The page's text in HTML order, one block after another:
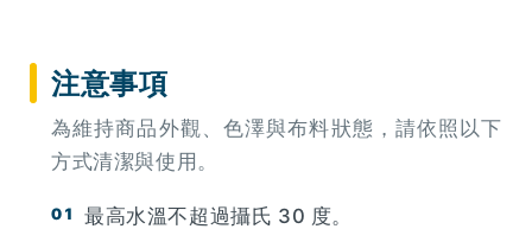
注意事項
為維持商品外觀、色澤與布料狀態，請依照以下
方式清潔與使用。
最高水溫不超過攝氏 30 度。